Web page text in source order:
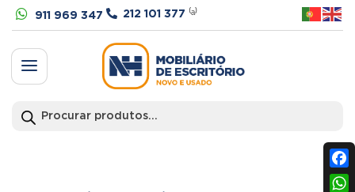
 911 969 347  212 101 377 ⁽ᵃ⁾
a
search